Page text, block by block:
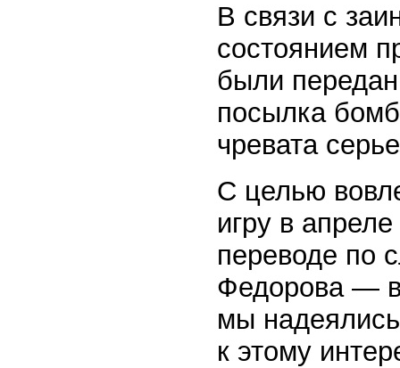
В связи с
состоянием
были
посылка
чревата
С целью
игру в
переводе по
Федорова — в
мы
к этому